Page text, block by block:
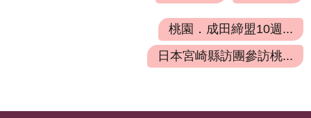
資
桃園．成田締盟10週...
日本宮崎縣訪團參訪桃...